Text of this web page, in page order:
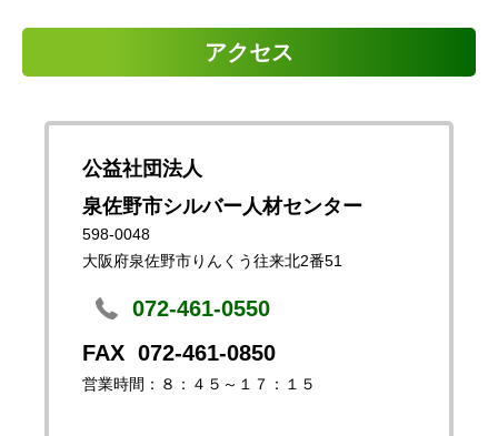
アクセス
公益社団法人
泉佐野市シルバー人材センター
598-0048
大阪府泉佐野市りんくう往来北2番51
072-461-0550
072-461-0850
営業時間：８：４５～１７：１５